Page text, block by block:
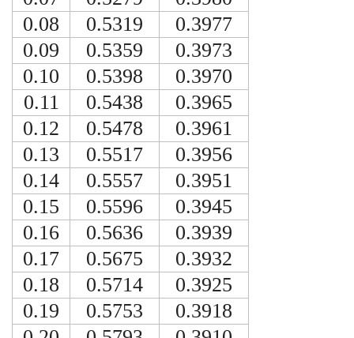
0.08
0.5319
0.3977
0.09
0.5359
0.3973
0.10
0.5398
0.3970
0.11
0.5438
0.3965
0.12
0.5478
0.3961
0.13
0.5517
0.3956
0.14
0.5557
0.3951
0.15
0.5596
0.3945
0.16
0.5636
0.3939
0.17
0.5675
0.3932
0.18
0.5714
0.3925
0.19
0.5753
0.3918